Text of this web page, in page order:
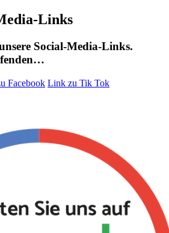
Links
Social-Media-Links.
Facebook Link zu Tik Tok